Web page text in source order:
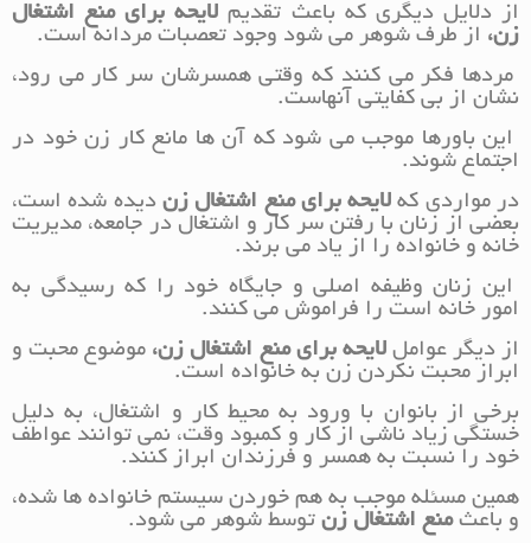
از دلایل دیگری که باعث تقدیم لایحه برای منع اشتغال
زن، از طرف شوهر می شود وجود تعصبات مردانه است.
مردها فکر می کنند که وقتی همسرشان سر کار می رود،
نشان از بی کفایتی آنهاست.
این باورها موجب می شود که آن ها مانع کار زن خود در
اجتماع شوند.
در مواردی که لایحه برای منع اشتغال زن دیده شده است،
بعضی از زنان با رفتن سر کار و اشتغال در جامعه، مدیریت
خانه و خانواده را از یاد می برند.
این زنان وظیفه اصلی و جایگاه خود را که رسیدگی به
امور خانه است را فراموش می کنند.
از دیگر عوامللایحه برای منع اشتغال زن، موضوع محبت و
ابراز محبت نکردن زن به خانواده است.
برخی از بانوان با ورود به محیط کار و اشتغال، به دلیل
خستگی زیاد ناشی از کار و کمبود وقت، نمی توانند عواطف
خود را نسبت به همسر و فرزندان ابراز کنند.
همین مسئله موجب به هم خوردن سیستم خانواده ها شده،
و باعثمنع اشتغال زن توسط شوهر می شود.